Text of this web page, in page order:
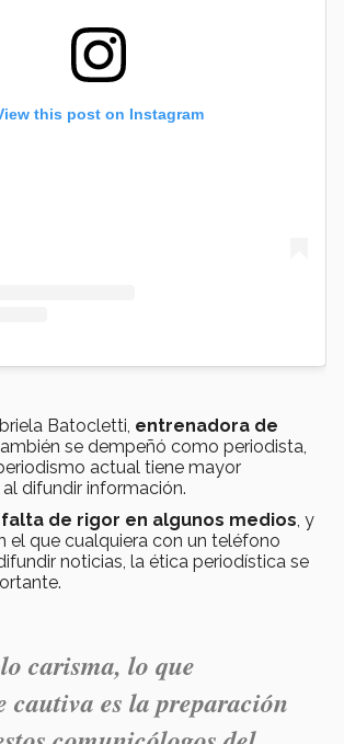
this post on Instagram
Batocletti, entrenadora de
se dempeñó como periodista,
actual tiene mayor
difundir información.
falta de rigor en algunos medios , y
el que cualquiera con un teléfono
noticias, la ética periodística se
carisma, lo que
cautiva es la preparación